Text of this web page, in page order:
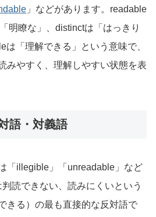
」などがあります。readable
明瞭な」、distinctは「はっきり
は「理解できる」という意味で、
みやすく、理解しやすい状態を表
語・対義語
「illegible」「unreadable」など
読できない、読みにくいという
きる）の最も直接的な反対語で